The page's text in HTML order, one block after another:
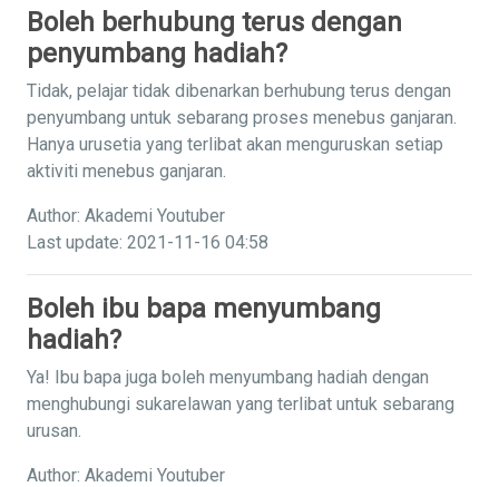
Boleh berhubung terus dengan
penyumbang hadiah?
Tidak, pelajar tidak dibenarkan berhubung terus dengan
penyumbang untuk sebarang proses menebus ganjaran.
Hanya urusetia yang terlibat akan menguruskan setiap
aktiviti menebus ganjaran.
Author: Akademi Youtuber
Last update: 2021-11-16 04:58
Boleh ibu bapa menyumbang
hadiah?
Ya! Ibu bapa juga boleh menyumbang hadiah dengan
menghubungi sukarelawan yang terlibat untuk sebarang
urusan.
Author: Akademi Youtuber